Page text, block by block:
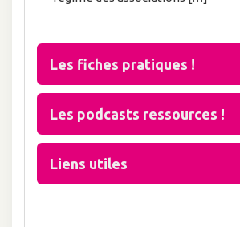
Les fiches pratiques !
Les podcasts ressources !
Liens utiles